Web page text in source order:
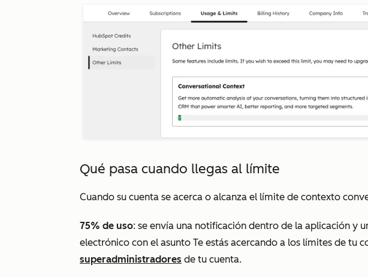
Qué pasa cuando llegas al límite
Cuando su cuenta se acerca o alcanza el límite de contexto
75% de uso: se envía una notificación dentro de la aplicación y
electrónico con el asunto Te estás acercando a los límites de tu
superadministradores de tu cuenta.